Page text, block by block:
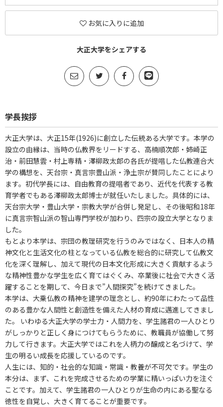
お気に入りに追加
大正大学をシェアする
学長挨拶
大正大学は、大正15年(1926)に創立した伝統ある大学です。本学の
設立の由縁は、当時の仏教界をリードする、高楠順次郎・姉崎正
治・前田慧雲・村上専精・澤柳政太郎の各氏が提唱した仏教連合大
学の構想を、天台宗・真言宗豊山派・浄土宗が賛同したことにより
ます。初代学長には、自由教育の提唱者であり、近代を代表する教
育学者でもある澤柳政太郎博士が就任いたしました。具体的には、
天台宗大学・豊山大学・宗教大学が合併し発足し、その後昭和18年
に真言宗智山派の智山専門学校が加わり、四宗の設立大学となりま
した。
もとより本学は、宗団の教理研究を行うのみではなく、日本人の精
神文化と生活文化の柱となっている仏教を総合的に研究して仏教文
化を深く理解し、加えて現代の日本文化形成に大きく貢献するよう
な精神性豊かな学生を広く育てはぐくみ、卒業後に社会で大きく活
躍することを期して、今日まで”人間探究”を続けてきました。
本学は、大乗仏教の精神を建学の理念とし、約90年にわたって品性
のある豊かな人間性と創造性を備えた人材の育成に邁進してきまし
た。 いわゆる大正大学の学士力・人間力を、学生諸君の一人ひとり
がしっかりと正しく身につけてもらうために、教職員が協働して努
力して行きます。大正大学ではこれを人柄力の醸成と名づけて、学
生の明るい成長を応援しているのです。
人生には、知的・社会的な知識・常識・教養が不可欠です。学生の
本分は、まず、これを完成させるための学業に精いっぱい力を注ぐ
ことです。加えて、学生諸君の一人ひとりが生命の内にある聖なる
徳性を自覚し、大きく育てることが重要です。